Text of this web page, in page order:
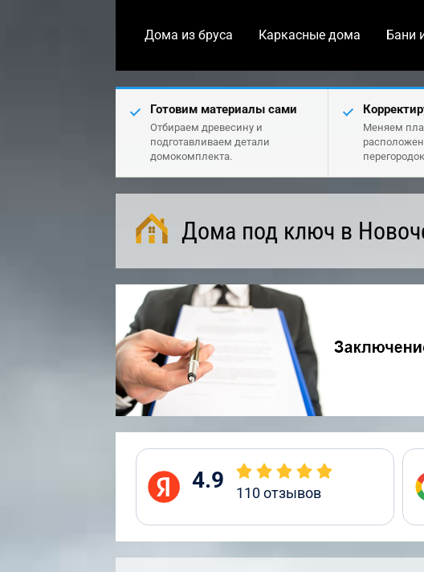
Дома из бруса Каркасные дома Бани
Готовим материалы сами
Отбираем древесину и
подготавливаем детали
домокомплекта.
Меняем
Дома под ключ в
4.9 110отзывов